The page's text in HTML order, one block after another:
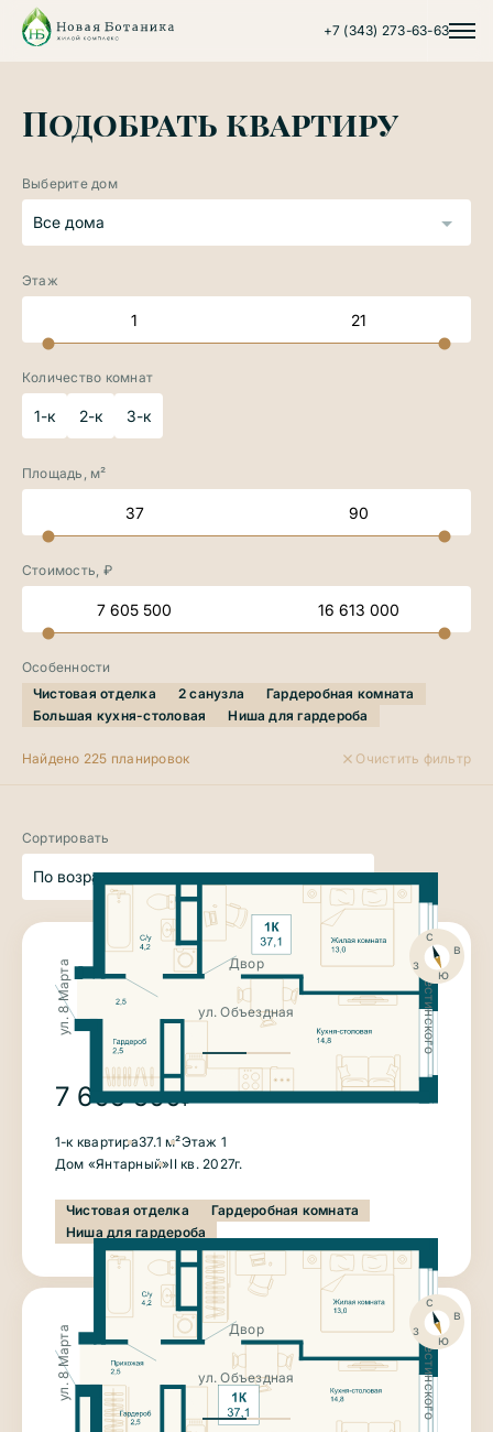
+7 (343) 273-63-63
Подобрать квартиру
Выберите дом
Все дома
Этаж
Количество комнат
1-к 2-к 3-к
Площадь, м²
Стоимость, ₽
Особенности
Чистовая отделка
2 санузла
Гардеробная комната
Большая кухня-столовая
Ниша для гардероба
Найдено 225 планировок Очистить фильтр
Сортировать
По возрастанию цены
з
с
в
ю
Двор ул. Крестинского
ул. Объездная
ул. 8 Марта
7 605 500₽
1-к квартира37.1 м²Этаж 1
Дом «Янтарный»II кв. 2027г.
Чистовая отделка
Гардеробная комната
Ниша для гардероба
з
с
в
ю
Двор ул. Крестинского
ул. Объездная
ул. 8 Марта